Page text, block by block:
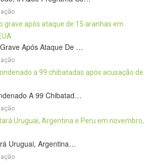
Após Ataque De …
A 99 Chibatad…
Uruguai, Argentina…